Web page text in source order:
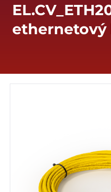
ethernetový